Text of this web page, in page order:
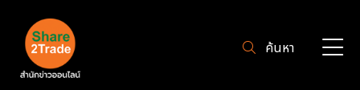
ค้นหา